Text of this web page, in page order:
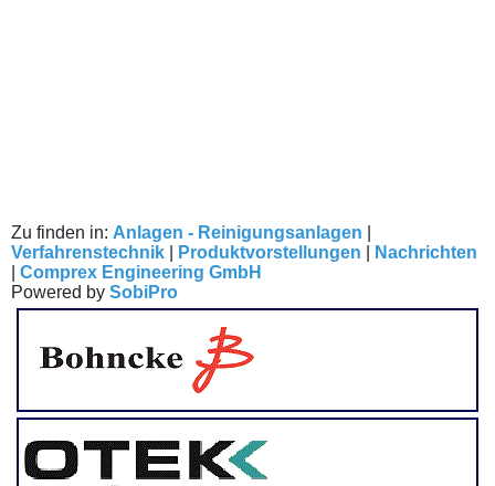
Zu finden in: Anlagen - Reinigungsanlagen
Verfahrenstechnik
Produktvorstellungen
Nachrichten
Comprex Engineering GmbH
Powered by SobiPro